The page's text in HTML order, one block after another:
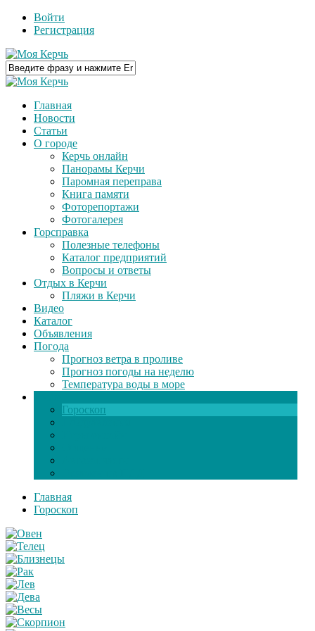
Войти
Регистрация
Главная
Новости
Статьи
О городе
Керчь онлайн
Панорамы Керчи
Паромная переправа
Книга памяти
Фоторепортажи
Фотогалерея
Горсправка
Полезные телефоны
Каталог предприятий
Вопросы и ответы
Отдых в Керчи
Пляжи в Керчи
Видео
Каталог
Объявления
Погода
Прогноз ветра в проливе
Прогноз погоды на неделю
Температура воды в море
Гороскоп
Главная
Гороскоп